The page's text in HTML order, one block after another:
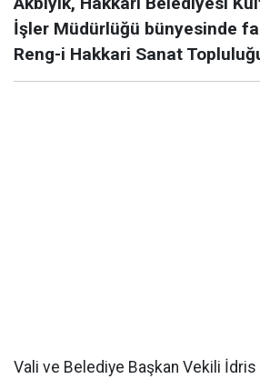
İşler Müdürlüğü bünyesinde
Reng-i Hakkari Sanat
Vali ve Belediye Başkan Vekili İdris